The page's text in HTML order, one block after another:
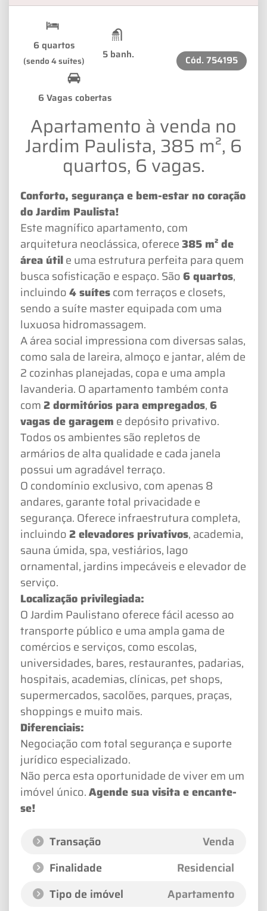
6 quartos
(sendo 4 suítes) 5 banh.
6 Vagas cobertas
Cód. 754195
Apartamento à venda no
Jardim Paulista, 385 m², 6
quartos, 6 vagas.
Conforto, segurança e bem-estar no coração
do Jardim Paulista!
Este magnífico apartamento, com
arquitetura neoclássica, oferece 385 m² de
área útile uma estrutura perfeita para quem
busca sofisticação e espaço. São 6 quartos,
incluindo4 suítescom terraços e closets,
sendo a suíte master equipada com uma
luxuosa hidromassagem.
A área social impressiona com diversas salas,
como sala de lareira, almoço e jantar, além de
2 cozinhas planejadas, copa e uma ampla
lavanderia. O apartamento também conta
com 2 dormitórios para empregados, 6
vagas de garagem e depósito privativo.
Todos os ambientes são repletos de
armários de alta qualidade e cada janela
possui um agradável terraço.
O condomínio exclusivo, com apenas 8
andares, garante total privacidade e
segurança. Oferece infraestrutura completa,
incluindo 2 elevadores privativos, academia,
sauna úmida, spa, vestiários, lago
ornamental, jardins impecáveis e elevador de
serviço.
Localização privilegiada:
O Jardim Paulistano oferece fácil acesso ao
transporte público e uma ampla gama de
comércios e serviços, como escolas,
universidades, bares, restaurantes, padarias,
hospitais, academias, clínicas, pet shops,
supermercados, sacolões, parques, praças,
shoppings e muito mais.
Diferenciais:
Negociação com total segurança e suporte
jurídico especializado.
Não perca esta oportunidade de viver em um
imóvel único.Agende sua visita e encante-
se!
Transação
Venda
Finalidade
Residencial
Tipo de imóvel
Apartamento